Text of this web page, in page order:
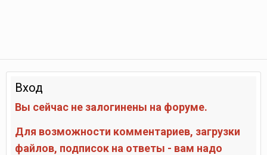
Вход
Вы сейчас не залогинены на форуме.
Для возможности комментариев, загрузки
файлов, подписок на ответы - вам надо